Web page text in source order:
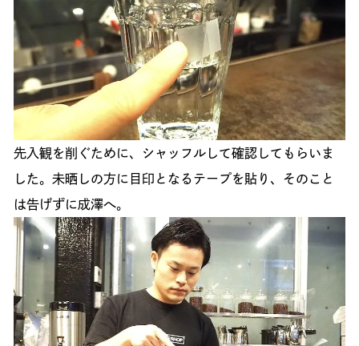
先入観を削ぐために、シャッフルして確認してもらいま
した。未晒しの方に目印となるテープを貼り、そのこと
は告げずに成澤へ。